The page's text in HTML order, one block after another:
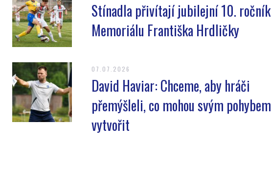
Stínadla přivítají jubilejní 10. ročník
Memoriálu Františka Hrdličky
07.07.2026
David Haviar: Chceme, aby hráči
přemýšleli, co mohou svým pohybem
vytvořit